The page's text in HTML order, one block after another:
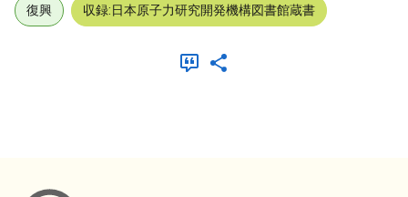
復興 収録:日本原子力研究開発機構図書館蔵書